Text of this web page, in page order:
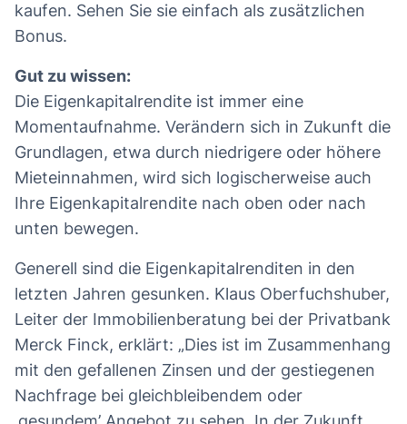
kaufen. Sehen Sie sie einfach als zusätzlichen
Bonus.
Gut zu wissen:
Die Eigenkapitalrendite ist immer eine
Momentaufnahme. Verändern sich in Zukunft die
Grundlagen, etwa durch niedrigere oder höhere
Mieteinnahmen, wird sich logischerweise auch
Ihre Eigenkapitalrendite nach oben oder nach
unten bewegen.
Generell sind die Eigenkapitalrenditen in den
letzten Jahren gesunken. Klaus Oberfuchshuber,
Leiter der Immobilienberatung bei der Privatbank
Merck Finck, erklärt: „Dies ist im Zusammenhang
mit den gefallenen Zinsen und der gestiegenen
Nachfrage bei gleichbleibendem oder